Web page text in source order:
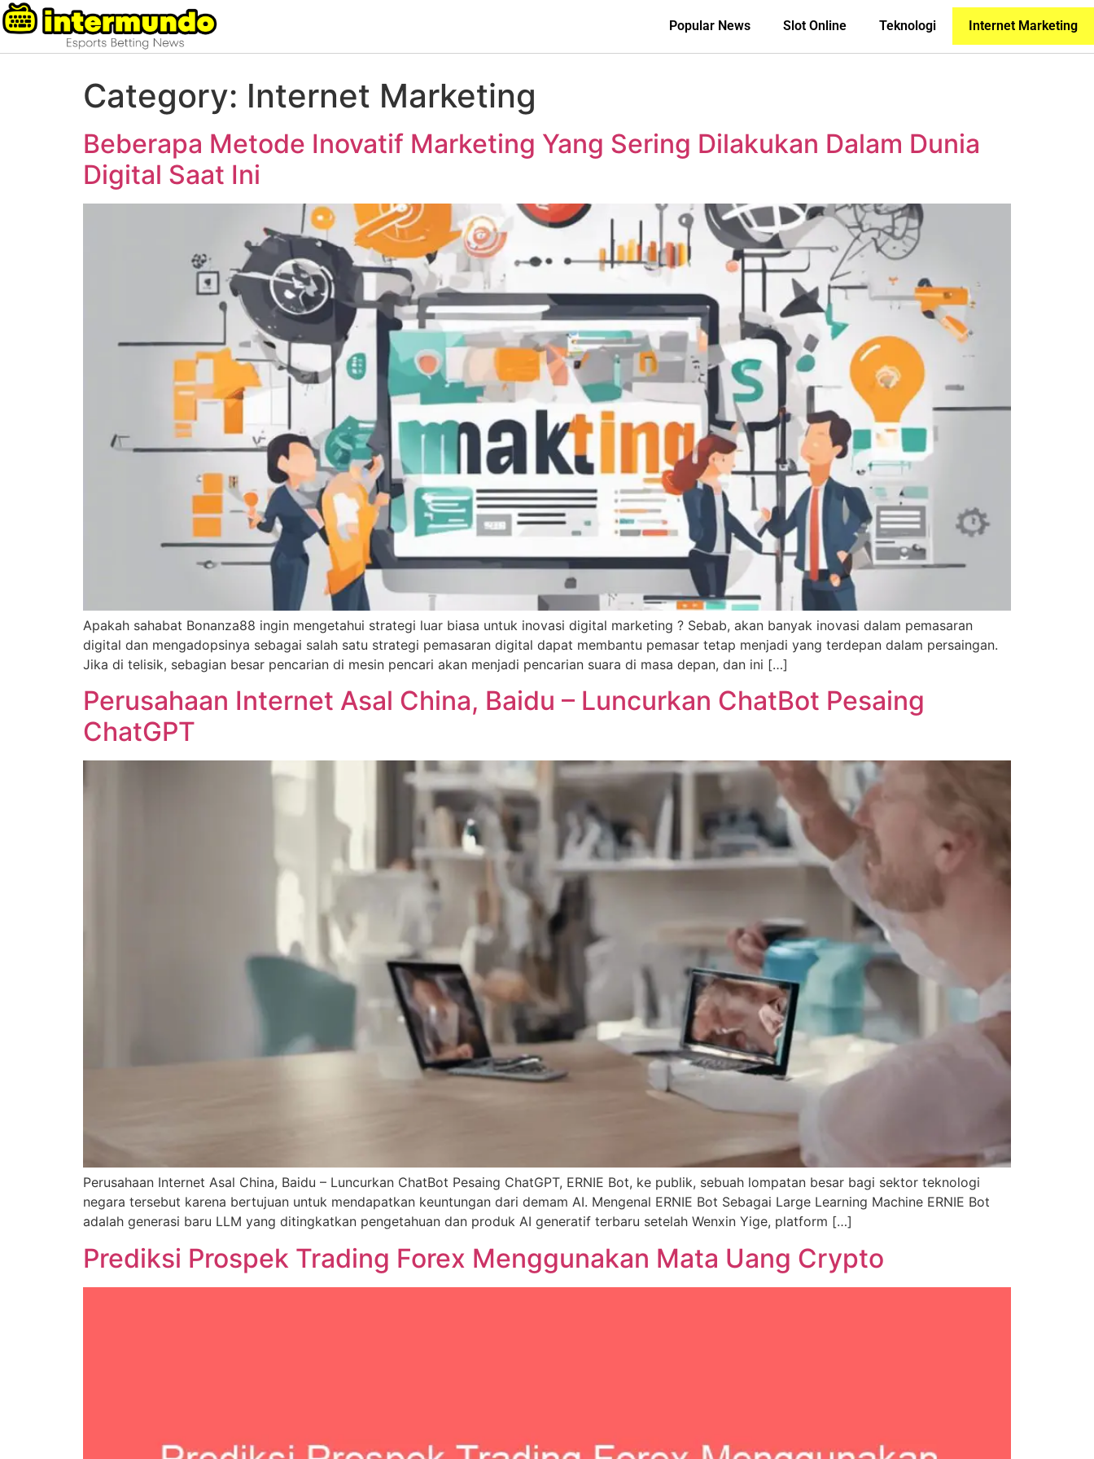
Popular News Slot Online Teknologi Internet Marketing
Category: Internet Marketing
Beberapa Metode Inovatif Marketing Yang Sering Dilakukan Dalam Dunia
Digital Saat Ini
Apakah sahabat Bonanza88 ingin mengetahui strategi luar biasa untuk inovasi digital marketing ? Sebab, akan banyak inovasi dalam pemasaran
digital dan mengadopsinya sebagai salah satu strategi pemasaran digital dapat membantu pemasar tetap menjadi yang terdepan dalam persaingan.
Jika di telisik, sebagian besar pencarian di mesin pencari akan menjadi pencarian suara di masa depan, dan ini […]
Perusahaan Internet Asal China, Baidu – Luncurkan ChatBot Pesaing
ChatGPT
Perusahaan Internet Asal China, Baidu – Luncurkan ChatBot Pesaing ChatGPT, ERNIE Bot, ke publik, sebuah lompatan besar bagi sektor teknologi
negara tersebut karena bertujuan untuk mendapatkan keuntungan dari demam AI. Mengenal ERNIE Bot Sebagai Large Learning Machine ERNIE Bot
adalah generasi baru LLM yang ditingkatkan pengetahuan dan produk AI generatif terbaru setelah Wenxin Yige, platform […]
Prediksi Prospek Trading Forex Menggunakan Mata Uang Crypto